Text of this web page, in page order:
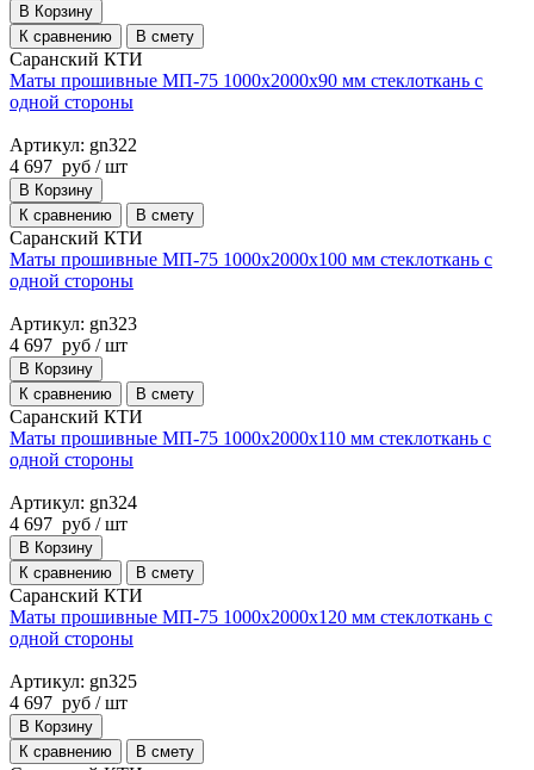
В Корзину
К сравнению
В смету
Саранский КТИ
Маты прошивные МП-75 1000х2000х90 мм стеклоткань с
одной стороны
Артикул: gn322
4 697 руб / шт
В Корзину
К сравнению
В смету
Саранский КТИ
Маты прошивные МП-75 1000х2000х100 мм стеклоткань с
одной стороны
Артикул: gn323
4 697 руб / шт
В Корзину
К сравнению
В смету
Саранский КТИ
Маты прошивные МП-75 1000х2000х110 мм стеклоткань с
одной стороны
Артикул: gn324
4 697 руб / шт
В Корзину
К сравнению
В смету
Саранский КТИ
Маты прошивные МП-75 1000х2000х120 мм стеклоткань с
одной стороны
Артикул: gn325
4 697 руб / шт
В Корзину
К сравнению
В смету